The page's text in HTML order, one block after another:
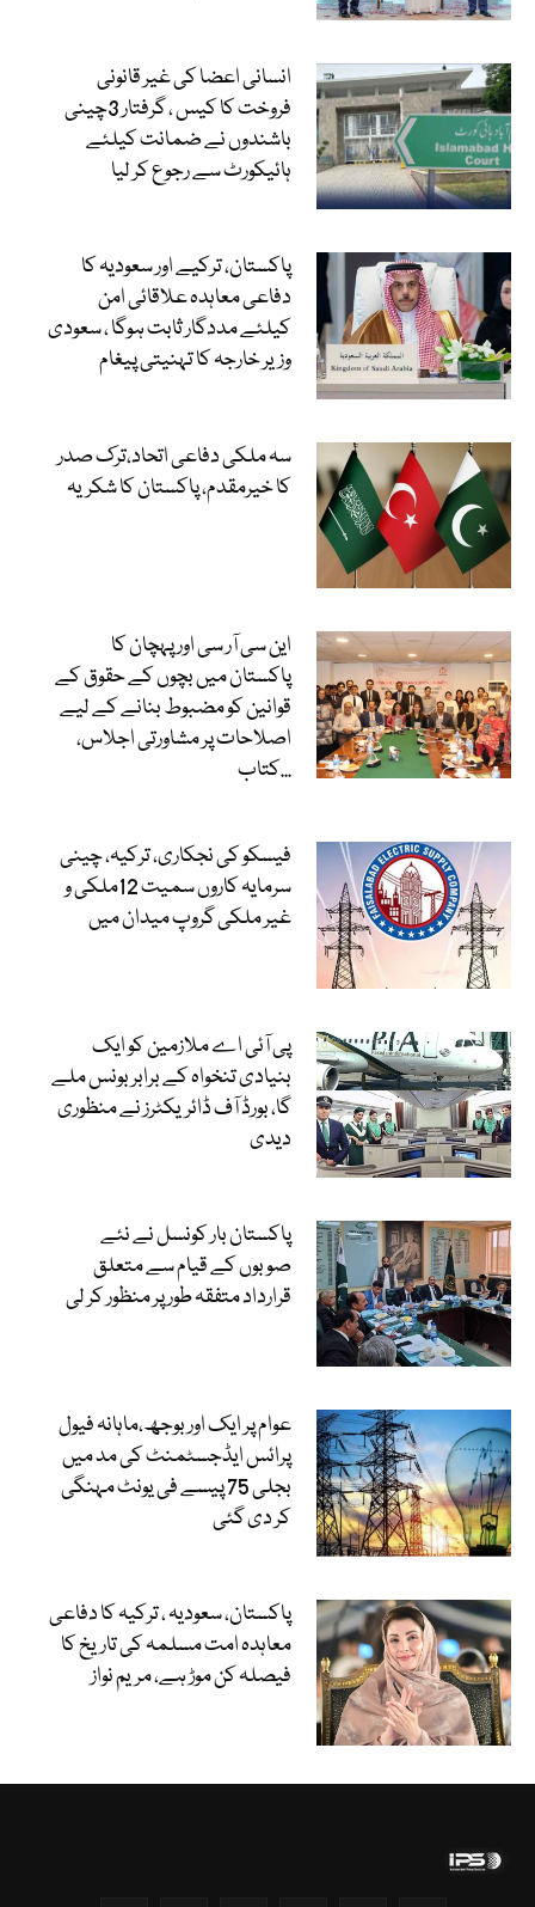
انسانی اعضا کی غیر قانونی
فروخت کا کیس ، گرفتار 3چینی
باشندوں نے ضمانت کیلئے
ہائیکورٹ سے رجوع کر لیا
پاکستان، ترکیے اور سعودیہ کا
دفاعی معاہدہ علاقائی امن
کیلئے مددگار ثابت ہوگا ، سعودی
وزیر خارجہ کا تہنیتی پیغام
سہ ملکی دفاعی اتحاد،ترک صدر
کا خیرمقدم، پاکستان کا شکریہ
این سی آر سی اور پہچان کا
پاکستان میں بچوں کے حقوق کے
قوانین کو مضبوط بنانے کے لیے
اصلاحات پر مشاورتی اجلاس،
کتاب...
فیسکو کی نجکاری، ترکیہ، چینی
سرمایہ کاروں سمیت 12ملکی و
غیر ملکی گروپ میدان میں
پی آئی اے ملازمین کو ایک
بنیادی تنخواہ کے برابر بونس ملے
گا، بورڈ آف ڈائریکٹرز نے منظوری
دیدی
پاکستان بار کونسل نے نئے
صوبوں کے قیام سے متعلق
قرارداد متفقہ طور پر منظور کر لی
عوام پر ایک اور بوجھ،ماہانہ فیول
پرائس ایڈجسٹمنٹ کی مد میں
بجلی 75 پیسے فی یونٹ مہنگی
کر دی گئی
پاکستان، سعودیہ ، ترکیہ کا دفاعی
معاہدہ امت مسلمہ کی تاریخ کا
فیصلہ کن موڑ ہے، مریم نواز